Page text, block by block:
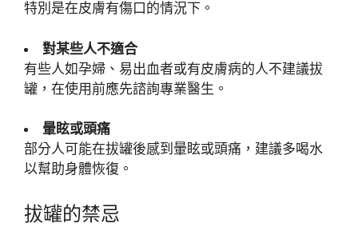
特別是在皮膚有傷口的情況下。
對某些人不適合
有些人如孕婦、易出血者或有皮膚病的人不建議拔
罐，在使用前應先諮詢專業醫生。
暈眩或頭痛
部分人可能在拔罐後感到暈眩或頭痛，建議多喝水
以幫助身體恢復。
拔罐的禁忌